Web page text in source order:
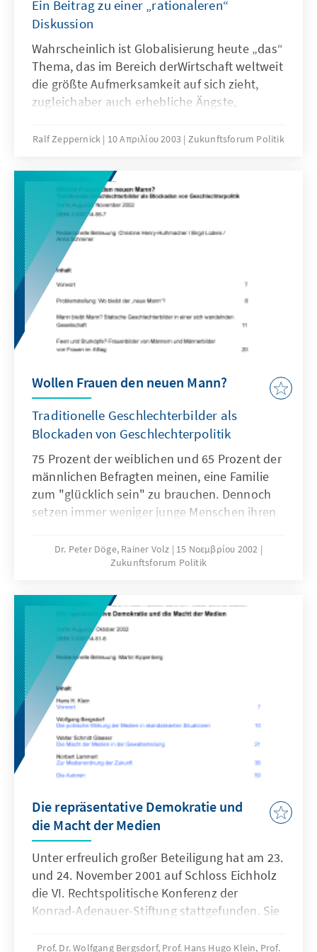
Ein Beitrag zu einer „rationaleren“
Diskussion
Wahrscheinlich ist Globalisierung heute „das“
Thema, das im Bereich derWirtschaft weltweit
die größte Aufmerksamkeit auf sich zieht,
zugleichaber auch erhebliche Ängste,
Widerständeauslöst. Gleichgültig, ob wir den
Nordamerika,nach Lateinamerika oder Asien
wenden, überall auf der Welt werdenheute
die Konsequenzen der Globalisierung
diskutiert.
Ralf Zeppernick 10 Απριλίου 2003 Zukunftsforum Politik
Wollen Frauen den neuen Mann?
Traditionelle Geschlechterbilder als
Blockaden von Geschlechterpolitik
75 Prozent der weiblichen und 65 Prozent der
männlichen Befragten meinen, eine Familie
zum "glücklich sein" zu brauchen. Dennoch
setzen immer weniger junge Menschen ihren
Ursachen?
Dr. Peter Döge, Rainer Volz
15 Νοεμβρίου 2002
Zukunftsforum Politik
Die repräsentative Demokratie und
die Macht der Medien
Unter erfreulich großer Beteiligung hat am 23.
und 24. November 2001 auf Schloss Eichholz
die VI. Rechtspolitische Konferenz der
Konrad-Adenauer-Stiftung stattgefunden. Sie
immer wieder aktuelle Thema „Die
Prof. Dr. Wolfgang Bergsdorf, Prof. Hans Hugo Klein, Prof.